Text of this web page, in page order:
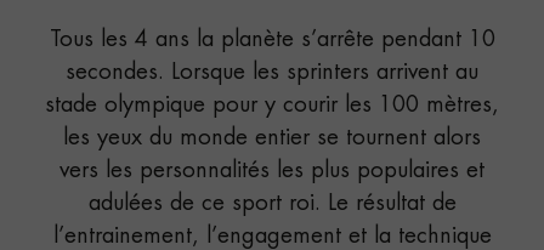
Tous les 4 ans la planète s’arrête pendant 10
secondes. Lorsque les sprinters arrivent au
stade olympique pour y courir les 100 mètres,
les yeux du monde entier se tournent alors
vers les personnalités les plus populaires et
adulées de ce sport roi. Le résultat de
l’entrainement, l’engagement et la technique